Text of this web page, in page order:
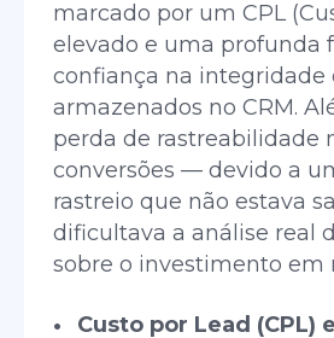
marcado por um CPL
elevado e uma profunda
confiança na integridade
armazenados no CRM.
perda de rastreabilidade
conversões — devido a
rastreio que não estava
dificultava a análise real
sobre o investimento em
Custo por Lead (CPL)